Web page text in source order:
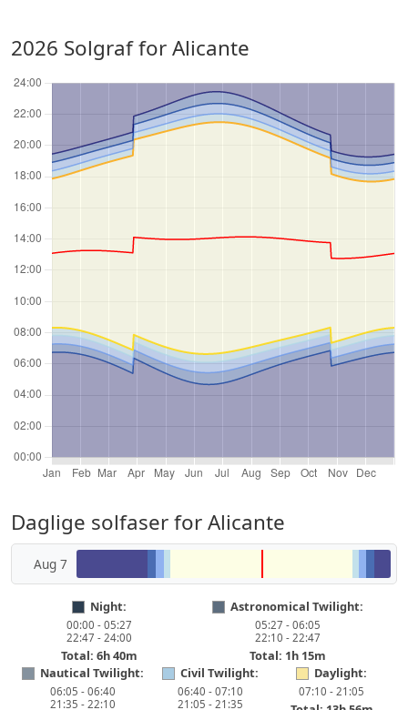
2026 Solgraf for Alicante
Daglige solfaser for Alicante
Aug 7
Night:
00:00 - 05:27
22:47 - 24:00
Total: 6h 40m
Astronomical Twilight:
05:27 - 06:05
22:10 - 22:47
Total: 1h 15m
Nautical Twilight:
06:05 - 06:40
21:35 - 22:10
Civil Twilight:
06:40 - 07:10
21:05 - 21:35
Daylight:
07:10 - 21:05